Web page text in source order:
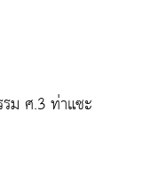
ม ศ.3 ท่าแซะ